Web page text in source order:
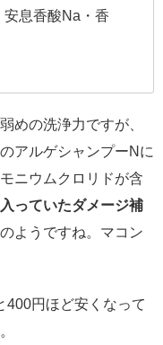
安息香酸Na・香
めの洗浄力ですが、
アルゲシャンプーNに
ニウムクロリドが含
っていたダメージ補
のようですね。マコン
400円ほど安くなって